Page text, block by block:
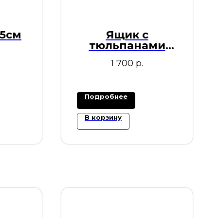
Ящик с
тюльпанами
1 700 р.
Подробнее
В корзину